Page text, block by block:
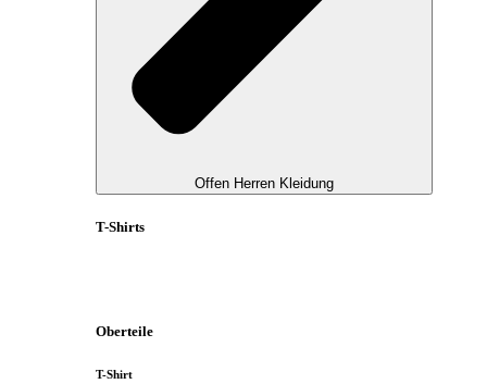
Offen Herren Kleidung
T-Shirts
Oberteile
T-Shirt